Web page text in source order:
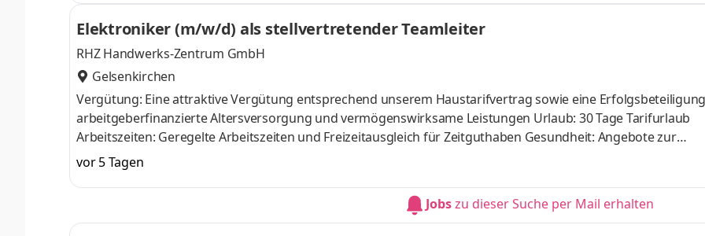
Rheine und Ibbenbüren. Aufgaben Neukunden werben & erhalten Realisierung der Umsatz- & Vertriebsziele
Betreuung des vorhandenen Sales Teams und dessen weiteren Ausbau
Elektroniker (m/w/d) als stellvertretender Teamleiter
RHZ Handwerks-Zentrum GmbH
Gelsenkirchen
Vergütung: Eine attraktive Vergütung entsprechend unserem Haustarifvertrag sowie eine
arbeitgeberfinanzierte Altersversorgung und vermögenswirksame Leistungen Urlaub: 30 Tage Tarifurlaub
Arbeitszeiten: Geregelte Arbeitszeiten und Freizeitausgleich für Zeitguthaben Gesundheit: Angebote zur
Mitarbeitergesundheit z.B. Fitnesskurse, Betriebsfußballmannschaft, orthopädische Sprechstunde,
Ernährungsberatung, betriebliches Wiedereingliederungsmanagement, Gruppenunfallversicherung sowie
betriebliche Krankenzusatzversicherung
vor 5 Tagen
Jobszu dieser Suche per Mail erhalten